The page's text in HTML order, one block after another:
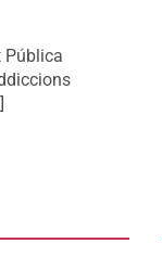
Pública